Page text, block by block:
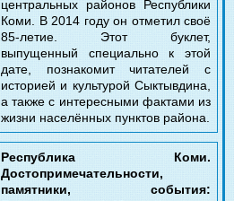
центральных районов Республики
Коми. В 2014 году он отметил своё
85-летие. Этот буклет,
выпущенный специально к этой
дате, познакомит читателей с
историей и культурой Сыктывдина,
а также с интересными фактами из
жизни населённых пунктов района.
Республика Коми.
Достопримечательности,
памятники, события: